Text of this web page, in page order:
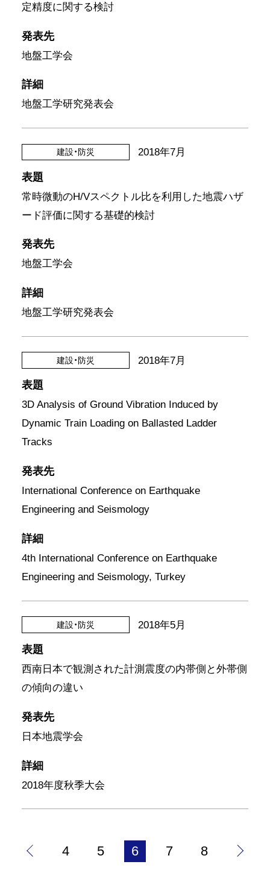
定精度に関する検討
発表先
地盤工学会
詳細
地盤工学研究発表会
建設・防災 2018年7月
表題
常時微動のH/Vスペクトル比を利用した地震ハザ
ード評価に関する基礎的検討
発表先
地盤工学会
詳細
地盤工学研究発表会
建設・防災 2018年7月
表題
3D Analysis of Ground Vibration Induced by
Dynamic Train Loading on Ballasted Ladder
Tracks
発表先
International Conference on Earthquake
Engineering and Seismology
詳細
4th International Conference on Earthquake
Engineering and Seismology, Turkey
建設・防災 2018年5月
表題
西南日本で観測された計測震度の内帯側と外帯側
の傾向の違い
発表先
日本地震学会
詳細
2018年度秋季大会
4 5 6 7 8